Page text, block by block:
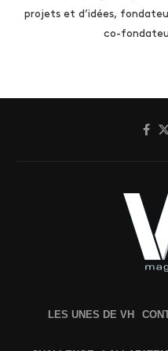
projets et d’idées,
co-
LES UNES DE VH